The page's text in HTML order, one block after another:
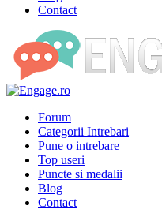
Contact
Forum
Categorii Intrebari
Pune o intrebare
Top useri
Puncte si medalii
Blog
Contact